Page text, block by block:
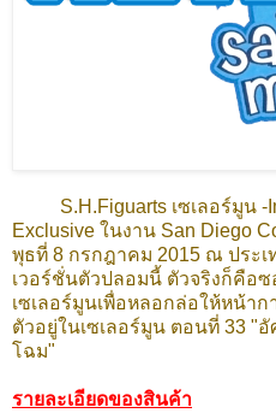
S.H.Figuarts เซเลอร์มูน
Exclusive ในงาน San Diego
พุธที่ 8 กรกฎาคม 2015 ณ ประเ
เวอร์ชั่นตัวปลอมนี้ ตัวจริงก็คือ
เซเลอร์มูนเพื่อหลอกล่อให้หน้า
ตัวอยู่ในเซเลอร์มูน ตอนที่ 33 "
โฉม"
รายละเอียดของสินค้า